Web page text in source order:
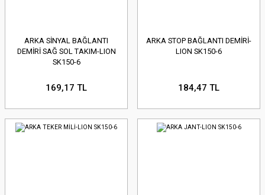
ARKA SİNYAL BAĞLANTI
DEMİRİ SAĞ SOL TAKIM-LION
SK150-6
169,17 TL
ARKA STOP BAĞLANTI DEMİRİ-
LION SK150-6
184,47 TL